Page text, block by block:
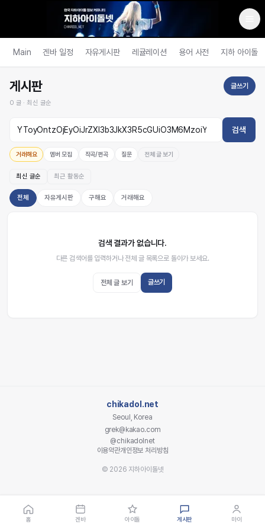
Main 겐바 일정 자유게시판 레귤레이션 용어 사전 지하 아이돌
게시판
0 글 ·최신 글순
글쓰기
검색
거래해요 멤버 모집 작곡/편곡 질문 전체 글 보기
최신 글순 최근 활동순
전체 자유게시판 구해요 거래해요
검색 결과가 없습니다.
다른 검색어를 입력하거나 전체 글 목록으로 돌아가 보세요.
전체 글 보기 글쓰기
chikadol.net
Seoul, Korea
grek@kakao.com
@chikadolnet
이용약관개인정보 처리방침
© 2026 지하아이돌넷
홈 겐바 아이돌 게시판 마이